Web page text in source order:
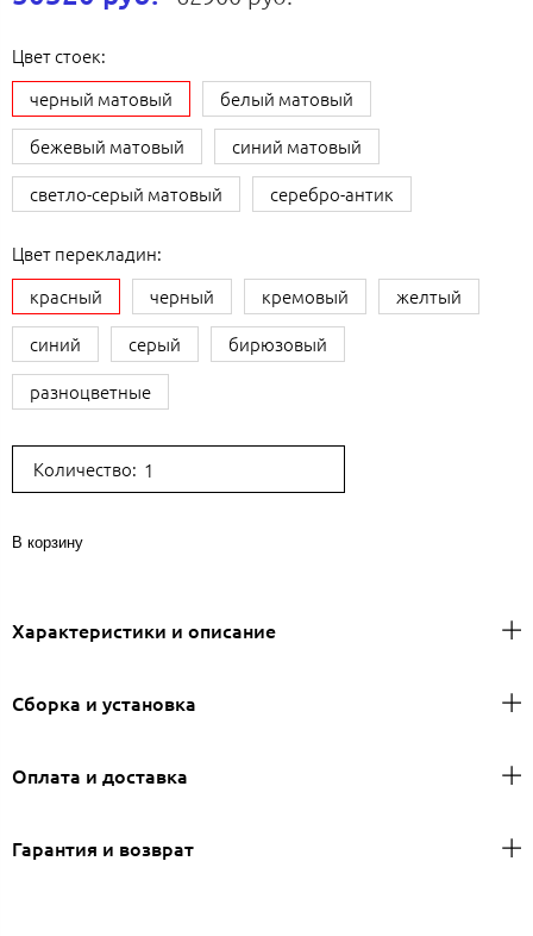
Цвет стоек:
черный матовый
белый матовый
бежевый матовый
синий матовый
светло-серый матовый
серебро-антик
Цвет перекладин:
красный
черный кремовый
желтый
синий
серый
бирюзовый
разноцветные
Количество:
В корзину
Характеристики и описание
Сборка и установка
Оплата и доставка
Гарантия и возврат